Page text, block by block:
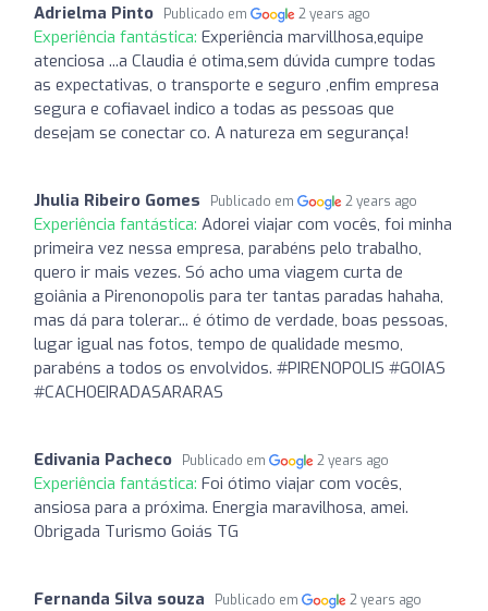
Adrielma Pinto Publicado em 2 years ago
Experiência fantástica: Experiência marvillhosa,equipe
atenciosa ...a Claudia é otima,sem dúvida cumpre todas
as expectativas, o transporte e seguro ,enfim empresa
segura e cofiavael indico a todas as pessoas que
desejam se conectar co. A natureza em segurança!
Jhulia Ribeiro Gomes Publicado em 2 years ago
Experiência fantástica: Adorei viajar com vocês, foi minha
primeira vez nessa empresa, parabéns pelo trabalho,
quero ir mais vezes. Só acho uma viagem curta de
goiânia a Pirenonopolis para ter tantas paradas hahaha,
mas dá para tolerar... é ótimo de verdade, boas pessoas,
lugar igual nas fotos, tempo de qualidade mesmo,
parabéns a todos os envolvidos. #PIRENOPOLIS #GOIAS
#CACHOEIRADASARARAS
Edivania Pacheco Publicado em 2 years ago
Experiência fantástica: Foi ótimo viajar com vocês,
ansiosa para a próxima. Energia maravilhosa, amei.
Obrigada Turismo Goiás TG
Fernanda Silva souza Publicado em 2 years ago